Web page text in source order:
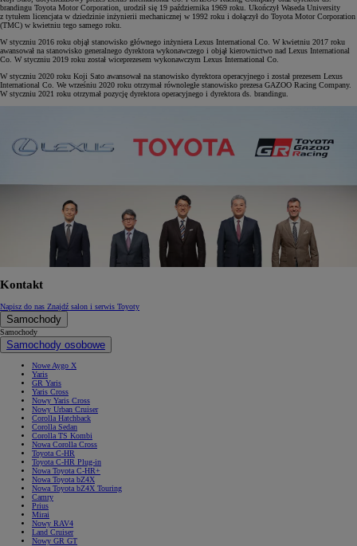
brandingu Toyota Motor Corporation, urodził się 19 października 1969 roku. Ukończył Waseda University
z tytułem licencjata w dziedzinie inżynierii mechanicznej w 1992 roku i dołączył do Toyota Motor Corporation
(TMC) w kwietniu tego samego roku.
W styczniu 2016 roku objął stanowisko głównego inżyniera Lexus International Co. W kwietniu 2017 roku
awansował na stanowisko generalnego dyrektora wykonawczego i objął kierownictwo nad Lexus International
Co. W styczniu 2019 roku został wiceprezesem wykonawczym Lexus International Co.
W styczniu 2020 roku Koji Sato awansował na stanowisko dyrektora operacyjnego i został prezesem Lexus
International Co. We wrześniu 2020 roku otrzymał równoległe stanowisko prezesa GAZOO Racing Company.
W styczniu 2021 roku otrzymał pozycję dyrektora operacyjnego i dyrektora ds. brandingu.
Kontakt
Napisz do nas Znajdź salon i serwis Toyoty
Samochody
Samochody
Samochody osobowe
Nowe Aygo X
Yaris
GR Yaris
Yaris Cross
Nowy Yaris Cross
Nowy Urban Cruiser
Corolla Hatchback
Corolla Sedan
Corolla TS Kombi
Nowa Corolla Cross
Toyota C-HR
Toyota C-HR Plug-in
Nowa Toyota C-HR+
Nowa Toyota bZ4X
Nowa Toyota bZ4X Touring
Camry
Prius
Mirai
Nowy RAV4
Land Cruiser
Nowy GR GT